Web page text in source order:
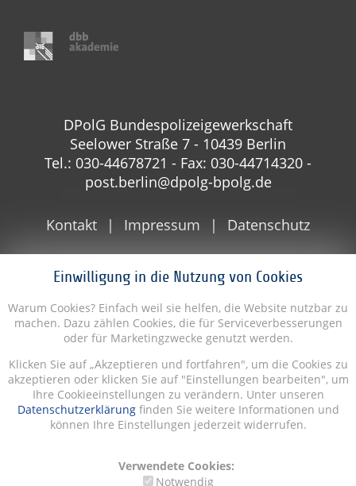
Einwilligung in die Nutzung von Cookies
Warum Cookies? Einfach weil sie helfen, die Website nutzbar zu
machen. Dazu zählen Cookies, die für Serviceverbesserungen
oder für Marketingzwecke genutzt werden.
Klicken Sie auf „Akzeptieren und fortfahren", um die Cookies zu
akzeptieren oder klicken Sie auf "Einstellungen bearbeiten", um
Ihre Cookieeinstellungen zu verändern. Unter unseren
Datenschutzerklärungfinden Sie weitere Informationen und
können Ihre Einstellungen jederzeit widerrufen.
Verwendete Cookies:
Notwendig
DPolG Bundespolizeigewerkschaft
Seelower Straße 7 - 10439 Berlin
Tel.: 030-44678721 - Fax: 030-44714320 -
post.berlin@dpolg-bpolg.de
Kontakt Impressum Datenschutz